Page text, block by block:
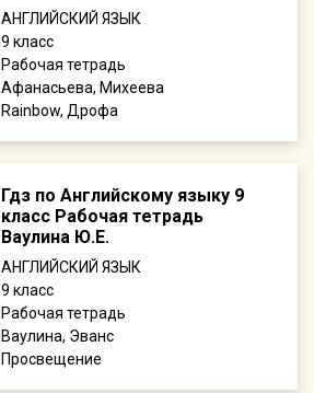
АНГЛИЙСКИЙ ЯЗЫК
9
Рабочая тетрадь
Афанасьева, Михеева
Rainbow, Дрофа
Гдз по Английскому языку 9
класс Рабочая тетрадь
Ваулина Ю.Е.
АНГЛИЙСКИЙ ЯЗЫК
9
Рабочая тетрадь
Ваулина, Эванс
Просвещение